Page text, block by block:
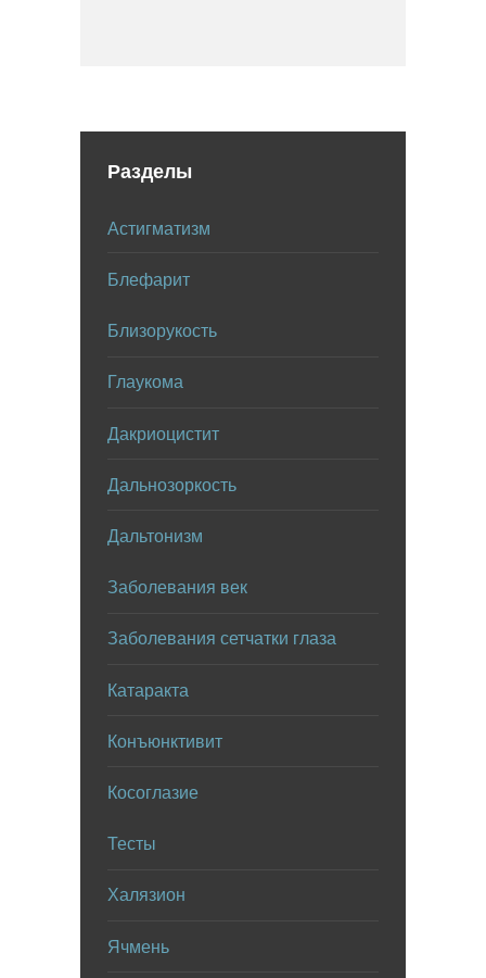
Разделы
Астигматизм
Блефарит
Близорукость
Глаукома
Дакриоцистит
Дальнозоркость
Дальтонизм
Заболевания век
Заболевания сетчатки глаза
Катаракта
Конъюнктивит
Косоглазие
Тесты
Халязион
Ячмень